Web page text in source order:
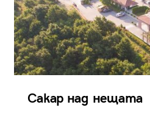
Сакар над нещата